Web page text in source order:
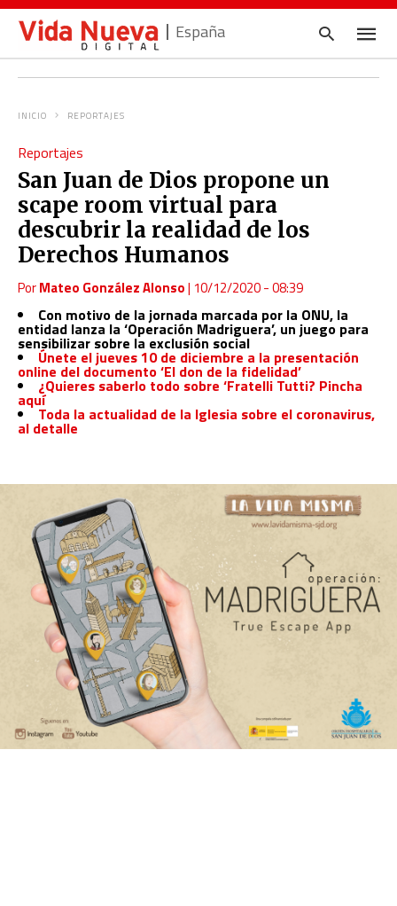
España
INICIO REPORTAJES
Reportajes
San Juan de Dios propone un
scape room virtual para
descubrir la realidad de los
Derechos Humanos
PorMateo González Alonso| 10/12/2020 - 08:39
Con motivo de la jornada marcada por la ONU, la
entidad lanza la ‘Operación Madriguera’, un juego para
sensibilizar sobre la exclusión social
Únete el jueves 10 de diciembre a la presentación
online del documento ‘El don de la fidelidad’
¿Quieres saberlo todo sobre ‘Fratelli Tutti? Pincha
aquí
Toda la actualidad de la Iglesia sobre el coronavirus,
al detalle